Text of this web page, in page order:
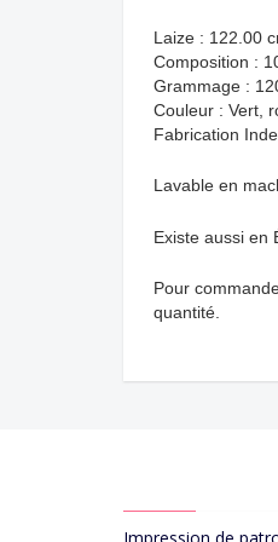
Laize : 122.00
Composition :
Grammage :
Couleur : Vert,
Fabrication Inde
Lavable en
Existe aussi en
Pour
quantité.